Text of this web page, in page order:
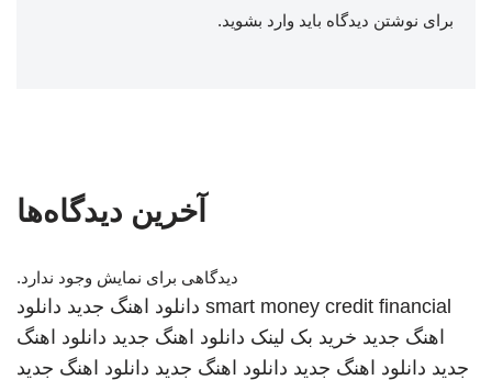
برای نوشتن دیدگاه باید وارد بشوید.
آخرین دیدگاه‌ها
دیدگاهی برای نمایش وجود ندارد.
smart money credit financial دانلود اهنگ جدید دانلود
اهنگ جدید خرید بک لینک دانلود اهنگ جدید دانلود اهنگ
جدید دانلود اهنگ جدید دانلود اهنگ جدید دانلود اهنگ جدید